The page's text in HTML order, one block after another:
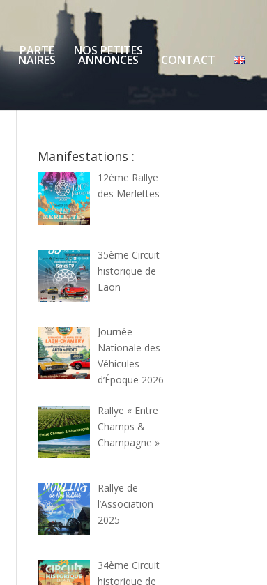
PARTE
NAIRES
NOS PETITES
ANNONCES CONTACT
Manifestations :
12ème Rallye
des Merlettes
35ème Circuit
historique de
Laon
Journée
Nationale des
Véhicules
d’Époque 2026
Rallye « Entre
Champs &
Champagne »
Rallye de
l’Association
2025
34ème Circuit
historique de